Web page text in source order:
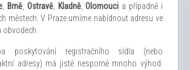
Brně, Ostravě, Kladně,Olomouci a případně i
městech. V Praze umíme nabídnout adresu ve
obvodech.
poskytování registračního sídla (nebo
adresy) má jistě nesporně mnoho výhod.